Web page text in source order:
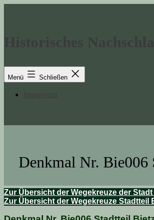
Menü Schließen
Denkmal Nr. Bie006
Zur Übersicht der Wegekreuze der
Zur Übersicht der Wegekreuze Stadtteil